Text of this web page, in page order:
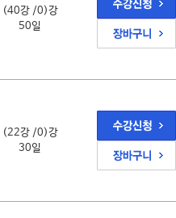
(40강 /0)강
50일
(22강 /0)강
30일